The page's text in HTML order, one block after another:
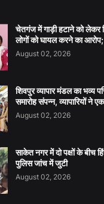
चेतगंज में गाड़ी हटाने को लेकर
लोगों को घायल करने का
August 02, 2026
शिवपुर व्यापार मंडल का भव्य
समारोह संपन्न, व्यापारियों ने
August 02, 2026
साकेत नगर में दो पक्षों के
पुलिस जांच में जुटी
August 02, 2026